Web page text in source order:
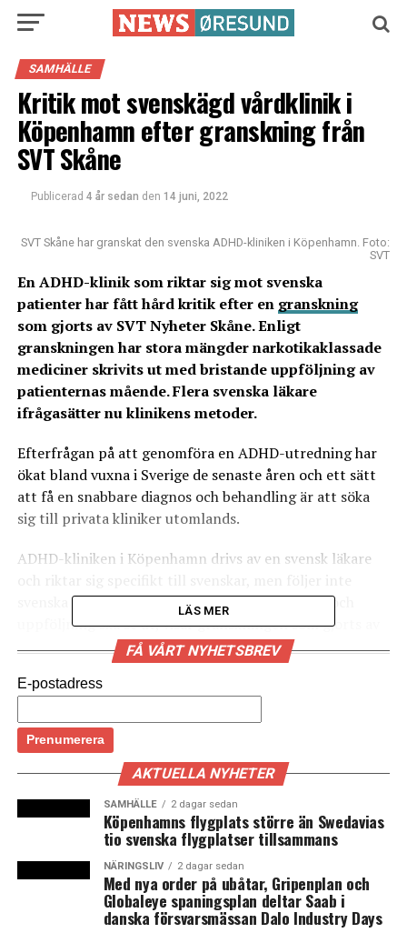
SAMHÄLLE
Kritik mot svenskägd vårdklinik i
Köpenhamn efter granskning från
SVT Skåne
Publicerad 4 år sedan den 14 juni, 2022
SVT Skåne har granskat den svenska ADHD-kliniken i Köpenhamn. Foto:
SVT
En ADHD-klinik som riktar sig mot svenska
patienter har fått hård kritik efter en granskning
som gjorts av SVT Nyheter Skåne. Enligt
granskningen har stora mängder narkotikaklassade
mediciner skrivits ut med bristande uppföljning av
patienternas mående. Flera svenska läkare
ifrågasätter nu klinikens metoder.
Efterfrågan på att genomföra en ADHD-utredning har
ökat bland vuxna i Sverige de senaste åren och ett sätt
att få en snabbare diagnos och behandling är att söka
sig till privata kliniker utomlands.
ADHD-kliniken i Köpenhamn drivs av en svensk läkare
svenska riktlinjer i hur utredning, medicinering och
uppföljning ska se ut, visar granskningen som gjorts av
SVT Skåne.
Enligt granskningen ledde medicineringen till att en av
patienter har berättat om stora mängder utskriven
narkotikamedicin och bristande uppföljning. Bland
annat fick patienterna instruktioner om att själva testa
sig fram bland de olika narkotikaklassade preparaten
och all kontakt skedde via mejl eller sms.
Nu ifrågasätts kliniken av flera läkare inom den svenska
psykiatrin. Kliniken själva medverkade inte i
granskningen, men har via mejl svarat journalisterna att
de följer de danska riktlinjerna. (News Øresund)
LÄS MER
FÅ VÅRT NYHETSBREV
E-postadress
AKTUELLA NYHETER
SAMHÄLLE 2 dagar sedan
Köpenhamns flygplats större än Swedavias
tio svenska flygplatser tillsammans
NÄRINGSLIV 2 dagar sedan
Med nya order på ubåtar, Gripenplan och
Globaleye spaningsplan deltar Saab i
danska försvarsmässan Dalo Industry Days